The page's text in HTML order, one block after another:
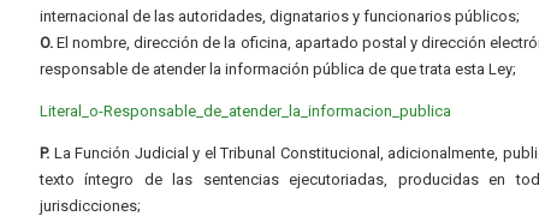
internacional de las autoridades, dignatarios y funcionarios públicos;
O. El nombre, dirección de la oficina, apartado postal y dirección
responsable de atender la información pública de que trata esta Ley;
Literal_o-Responsable_de_atender_la_informacion_publica
P. La Función Judicial y el Tribunal Constitucional, adicionalmente,
texto íntegro de las sentencias ejecutoriadas, producidas en
jurisdicciones;